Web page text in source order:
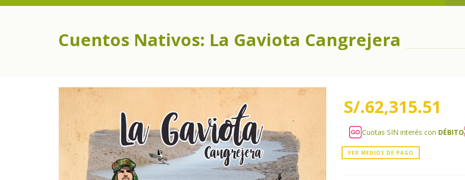
Cuentos Nativos: La Gaviota Cangrejera
S/.62,315.51
Cuotas SIN interés con DÉBITO
VER MEDIOS DE PAGO